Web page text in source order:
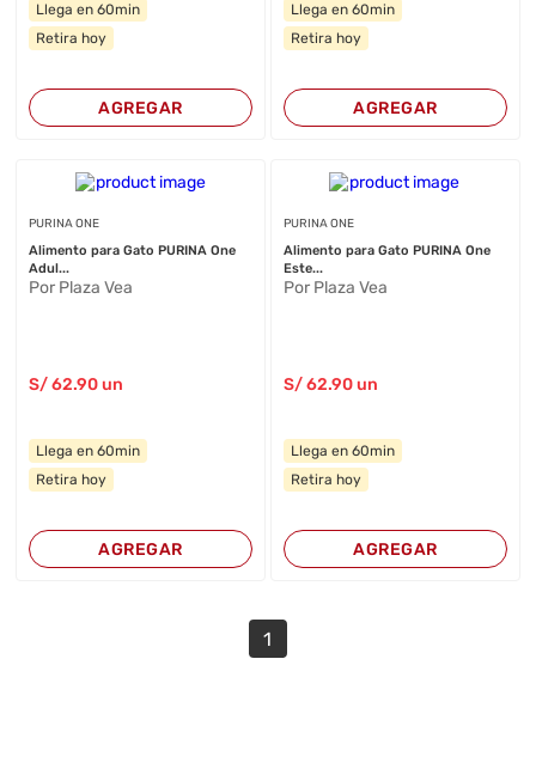
Llega en 60min
Retira hoy
AGREGAR
Llega en 60min
Retira hoy
AGREGAR
PURINA ONE
Alimento para Gato PURINA One
Adul...
Por Plaza Vea
S/62.90 un
Llega en 60min
Retira hoy
AGREGAR
PURINA ONE
Alimento para Gato PURINA One
Este...
Por Plaza Vea
S/62.90un
Llega en 60min
Retira hoy
AGREGAR
1